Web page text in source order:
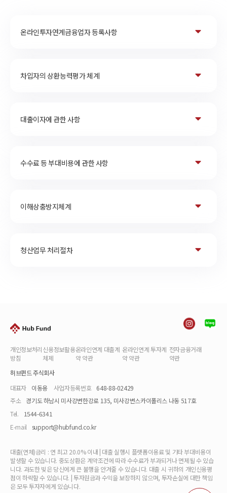
온라인투자연계금융업자 등록사항
차입자의 상환능력평가 체계
대출이자에 관한 사항
수수료 등 부대비용에 관한 사항
이해상충방지체계
청산업무 처리절차
개인정보처리
방침
신용정보활용
체제
온라인연계 대출계
약 약관
온라인연계 투자계
약 약관
전자금융거래
약관
허브펀드 주식회사
대표자
이동용 사업자등록번호
648-88-02429
주소
경기도 하남시 미사강변한강로 135, 미사강변스카이폴리스 나동 517호
Tel.
1544-6341
E-mail
support@hubfund.co.kr
대출(연체)금리 : 연 최고 20.0% 이내 | 대출 실행시 플랫폼이용료 및 기타 부대비용이
발생할 수 있습니다. 중도상환은 계약조건에 따라 수수료가 부과되거나 면제될 수 있습
니다. 과도한 빚은 당신에게 큰 불행을 안겨줄 수 있습니다. 대출 시 귀하의 개인신용평
점이 하락할 수 있습니다. | 투자원금과 수익을 보장하지 않으며, 투자손실에 대한 책임
은 모두 투자자에게 있습니다.